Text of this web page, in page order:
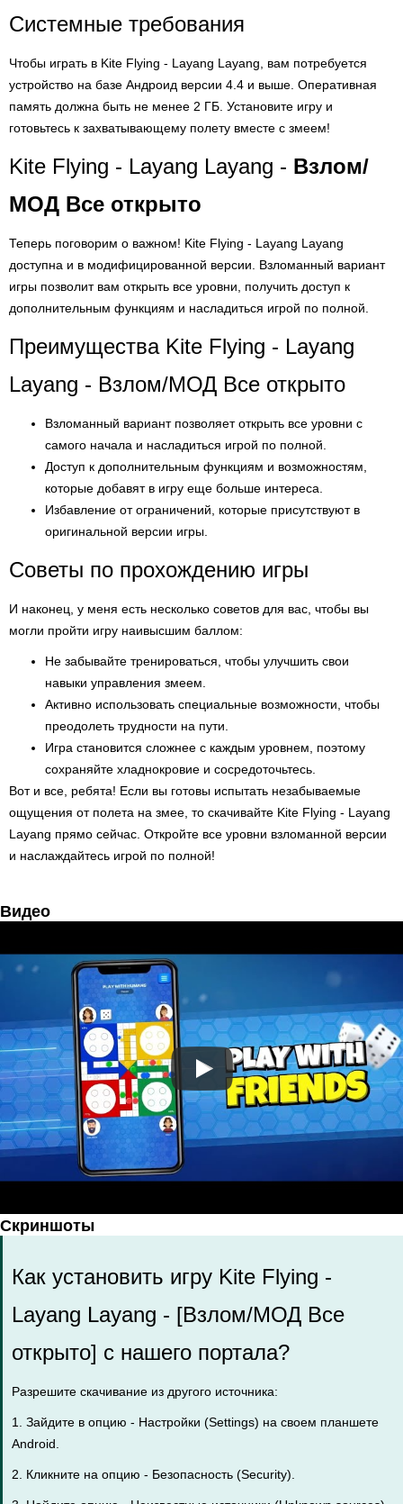
Системные требования
Чтобы играть в Kite Flying - Layang Layang, вам потребуется
устройство на базе Андроид версии 4.4 и выше. Оперативная
память должна быть не менее 2 ГБ. Установите игру и
готовьтесь к захватывающему полету вместе с змеем!
Kite Flying - Layang Layang - Взлом/
МОД Все открыто
Теперь поговорим о важном! Kite Flying - Layang Layang
доступна и в модифицированной версии. Взломанный вариант
игры позволит вам открыть все уровни, получить доступ к
дополнительным функциям и насладиться игрой по полной.
Преимущества Kite Flying - Layang
Layang - Взлом/МОД Все открыто
Взломанный вариант позволяет открыть все уровни с
самого начала и насладиться игрой по полной.
Доступ к дополнительным функциям и возможностям,
которые добавят в игру еще больше интереса.
Избавление от ограничений, которые присутствуют в
оригинальной версии игры.
Советы по прохождению игры
И наконец, у меня есть несколько советов для вас, чтобы вы
могли пройти игру наивысшим баллом:
Не забывайте тренироваться, чтобы улучшить свои
навыки управления змеем.
Активно использовать специальные возможности, чтобы
преодолеть трудности на пути.
Игра становится сложнее с каждым уровнем, поэтому
сохраняйте хладнокровие и сосредоточьтесь.
Вот и все, ребята! Если вы готовы испытать незабываемые
ощущения от полета на змее, то скачивайте Kite Flying - Layang
Layang прямо сейчас. Откройте все уровни взломанной версии
и наслаждайтесь игрой по полной!
Видео
Скриншоты
Как установить игру Kite Flying -
Layang Layang - [Взлом/МОД Все
открыто] с нашего портала?
Разрешите скачивание из другого источника:
1. Зайдите в опцию - Настройки (Settings) на своем планшете
Android.
2. Кликните на опцию - Безопасность (Security).